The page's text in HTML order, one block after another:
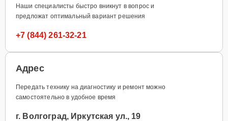
Наши специалисты быстро вникнут в вопрос и
предложат оптимальный вариант решения
+7 (844) 261-32-21
Адрес
Передать технику на диагностику и ремонт можно
самостоятельно в удобное время
г. Волгоград, Иркутская ул., 19